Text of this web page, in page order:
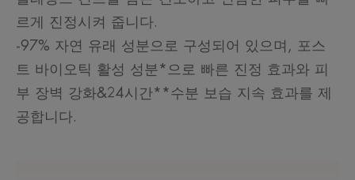
르게 진정시켜 줍니다.
-97% 자연 유래 성분으로 구성되어 있으며, 포스
트 바이오틱 활성 성분*으로 빠른 진정 효과와 피
부 장벽 강화&24시간**수분 보습 지속 효과를 제
공합니다.